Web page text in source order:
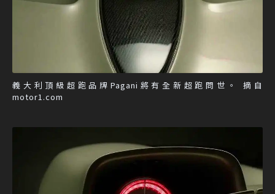
義大利頂級超跑品牌Pagani將有全新超跑問世。 摘自
motor1.com